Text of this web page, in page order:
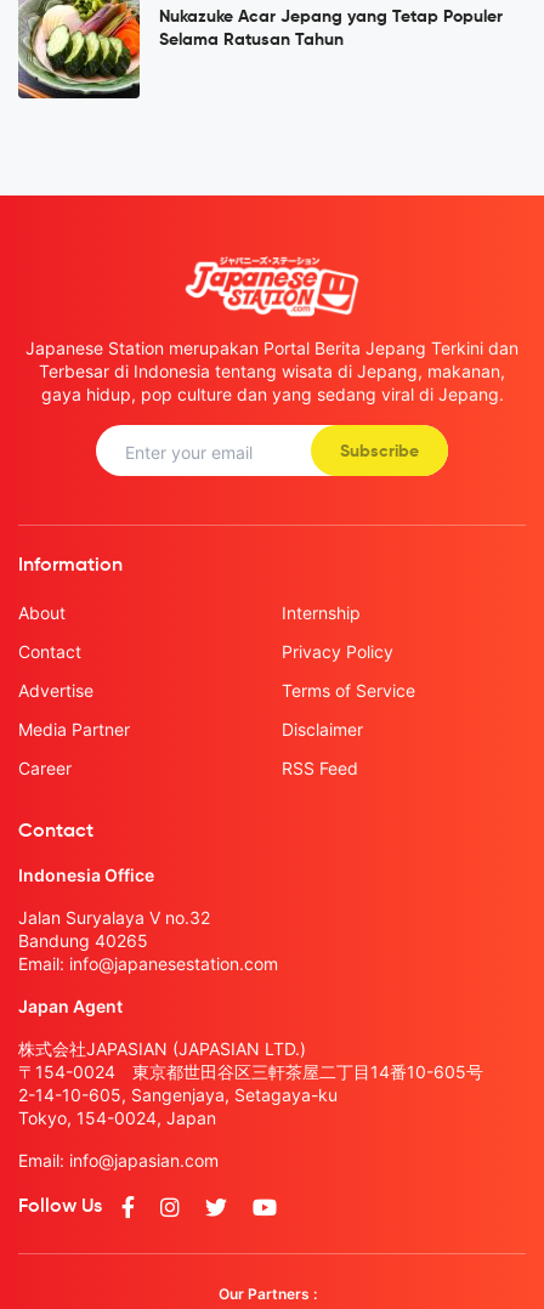
Nukazuke Acar Jepang yang Tetap Populer
Selama Ratusan Tahun
Japanese Station merupakan Portal Berita Jepang Terkini dan
Terbesar di Indonesia tentang wisata di Jepang, makanan,
gaya hidup, pop culture dan yang sedang viral di Jepang.
Subscribe
Information
About
Contact
Advertise
Media Partner
Career
Internship
Privacy Policy
Terms of Service
Disclaimer
RSS Feed
Contact
Indonesia Office
Jalan Suryalaya V no.32
Bandung 40265
Email: info@japanesestation.com
Japan Agent
株式会社JAPASIAN (JAPASIAN LTD.)
〒154-0024 東京都世田谷区三軒茶屋二丁目14番10-605号
2-14-10-605, Sangenjaya, Setagaya-ku
Tokyo, 154-0024, Japan
Email: info@japasian.com
Follow Us
Our Partners :